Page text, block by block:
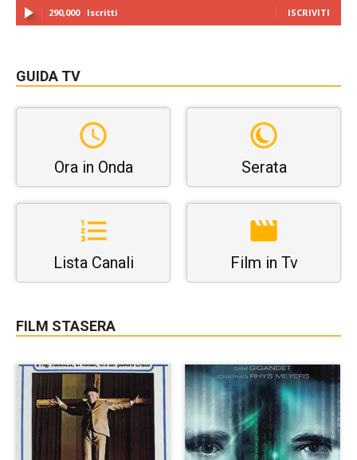
290,000 Iscritti ISCRIVITI
GUIDA TV
Ora in Onda Serata
Lista Canali Film in Tv
FILM STASERA